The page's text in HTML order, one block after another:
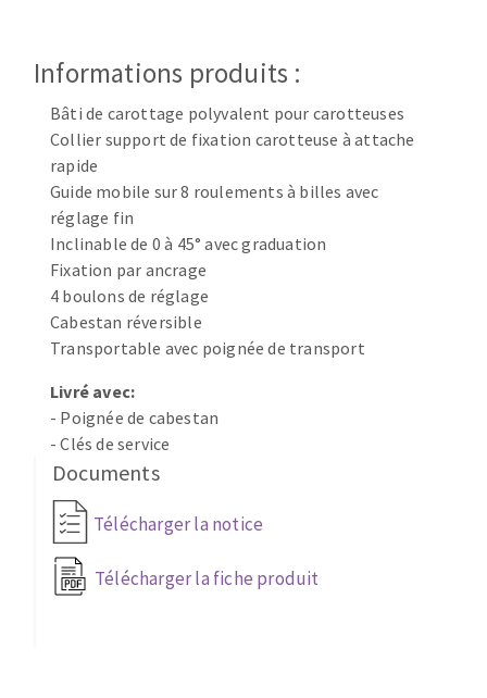
Roues à lamelles
Meules sur tige
Brosses
Feutres à polir
Bandes sans fin
NETTOYAGE
MACHINES POUR LE TRAVAIL DU MÉTAL
Tronçonneuses
Perceuses
Perceuses magnétiques
Affuteurs de forets
Ponceuses
OUTILS COUPANTS
Fraises scies
Fraise HSS
Informations produits :
Bâti de carottage polyvalent pour carotteuses
Collier support de fixation carotteuse à attache
rapide
Guide mobile sur 8 roulements à billes avec
réglage fin
Inclinable de 0 à 45° avec graduation
Fixation par ancrage
4 boulons de réglage
Cabestan réversible
Transportable avec poignée de transport
Livré avec:
- Poignée de cabestan
- Clés de service
Documents
Télécharger la notice
Télécharger la fiche produit